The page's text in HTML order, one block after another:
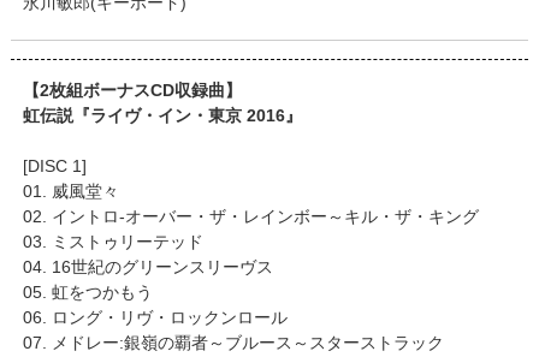
【2枚組ボーナスCD収録曲】
虹伝説『ライヴ・イン・東京 2016』
[DISC 1]
01. 威風堂々
02. イントロ-オーバー・ザ・レインボー～キル・ザ・キング
03. ミストゥリーテッド
04. 16世紀のグリーンスリーヴス
05. 虹をつかもう
06. ロング・リヴ・ロックンロール
07. メドレー:銀嶺の覇者～ブルース～スターストラック